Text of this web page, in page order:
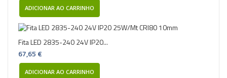
ADICIONAR AO CARRINHO
Fita LED 2835-240 24V IP20...
67,65 €
ADICIONAR AO CARRINHO